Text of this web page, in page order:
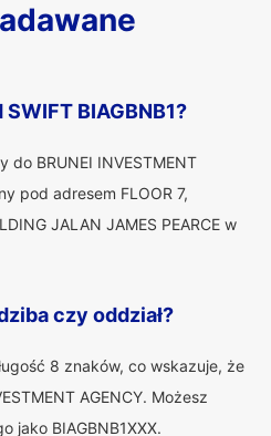
BIAGBNB1?
do BRUNEI INVESTMENT
pod adresem FLOOR 7,
JALAN JAMES PEARCE w
czy oddział?
8 znaków, co wskazuje, że
AGENCY. Możesz
jako BIAGBNB1XXX.